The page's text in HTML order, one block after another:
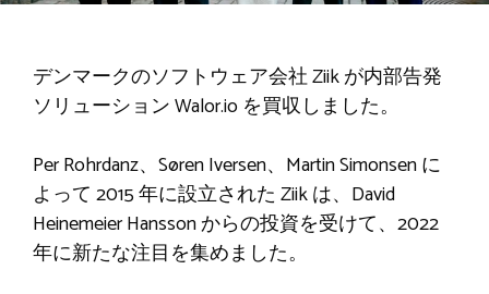
デンマークのソフトウェア会社 Ziik が内部告発
ソリューション Walor.io を買収しました。
Per Rohrdanz、Søren Iversen、Martin Simonsen に
よって 2015 年に設立された Ziik は、David
Heinemeier Hansson からの投資を受けて、2022
年に新たな注目を集めました。